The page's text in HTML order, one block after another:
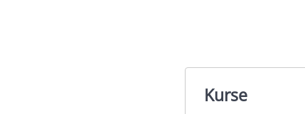
Kurse